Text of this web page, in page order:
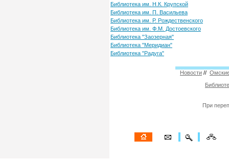
Библиотека им. Н.К. Крупской
Библиотека им. П. Васильева
Библиотека им. Р. Рождественского
Библиотека им. Ф.М. Достоевского
Библиотека "Заозерная"
Библиотека "Меридиан"
Библиотека "Радуга"
Новости //
При